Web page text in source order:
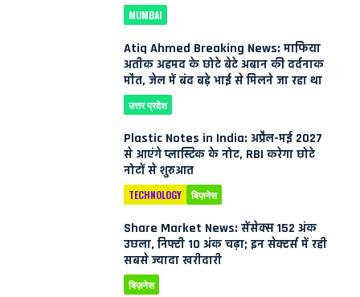
MUMBAI
Atiq Ahmed Breaking News: माफिया
अतीक अहमद के छोटे बेटे अबान की दर्दनाक
मौत, जेल में बंद बड़े भाई से मिलने जा रहा था
उत्तर प्रदेश
Plastic Notes in India: अप्रैल-मई 2027
से आएंगे प्लास्टिक के नोट, RBI करेगा छोटे
नोटों से शुरुआत
TECHNOLOGY बिज़नेस
Share Market News: सेंसेक्स 152 अंक
उछला, निफ्टी 10 अंक चढ़ा; इन सेक्टर्स में रही
सबसे ज्यादा खरीदारी
बिज़नेस